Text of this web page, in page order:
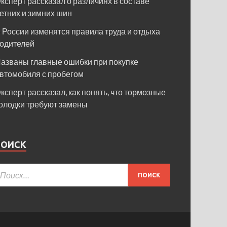
и зимних шин
России изменятся правила труда и отдыха
главные ошибки при покупке
с пробегом
рассказал, как понять, что тормозные
требуют замены